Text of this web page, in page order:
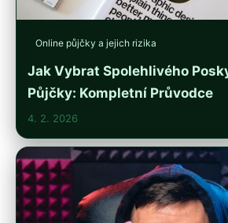
Online půjčky a jejich rizika
Jak Vybrat Spolehlivého
Půjčky: Kompletní Průvodce
4. 2. 2026